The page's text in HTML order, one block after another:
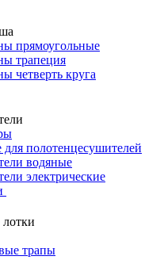
прямоугольные
трапеция
четверть круга
полотенцесушителей
водяные
электрические
трапы